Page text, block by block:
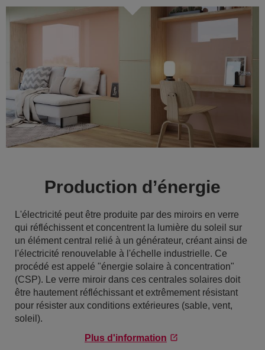
Production d’énergie
L'électricité peut être produite par des miroirs en verre
qui réfléchissent et concentrent la lumière du soleil sur
un élément central relié à un générateur, créant ainsi de
l'électricité renouvelable à l'échelle industrielle. Ce
procédé est appelé "énergie solaire à concentration"
(CSP). Le verre miroir dans ces centrales solaires doit
être hautement réfléchissant et extrêmement résistant
pour résister aux conditions extérieures (sable, vent,
soleil).
Plus d'information